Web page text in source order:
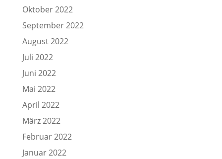
Oktober 2022
September 2022
August 2022
Juli 2022
Juni 2022
Mai 2022
April 2022
März 2022
Februar 2022
Januar 2022